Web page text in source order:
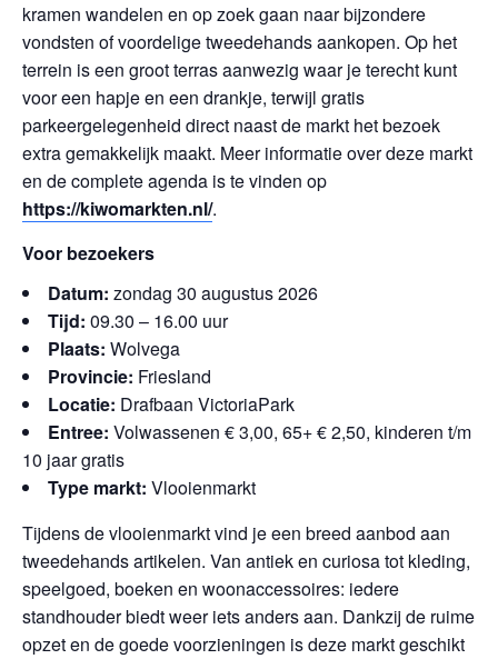
kramen wandelen en op zoek gaan naar bijzondere
vondsten of voordelige tweedehands aankopen. Op het
terrein is een groot terras aanwezig waar je terecht kunt
voor een hapje en een drankje, terwijl gratis
parkeergelegenheid direct naast de markt het bezoek
extra gemakkelijk maakt. Meer informatie over deze markt
en de complete agenda is te vinden op
https://kiwomarkten.nl/.
Voor bezoekers
Datum: zondag 30 augustus 2026
Tijd: 09.30 – 16.00 uur
Plaats: Wolvega
Provincie: Friesland
Locatie: Drafbaan VictoriaPark
Entree: Volwassenen € 3,00, 65+ € 2,50, kinderen t/m
10 jaar gratis
Type markt: Vlooienmarkt
Tijdens de vlooienmarkt vind je een breed aanbod aan
tweedehands artikelen. Van antiek en curiosa tot kleding,
speelgoed, boeken en woonaccessoires: iedere
standhouder biedt weer iets anders aan. Dankzij de ruime
opzet en de goede voorzieningen is deze markt geschikt